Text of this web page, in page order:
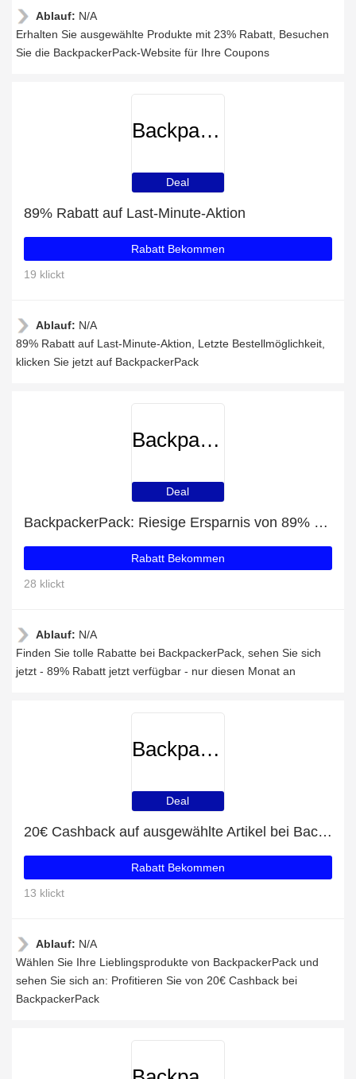
Ablauf: N/A
Erhalten Sie ausgewählte Produkte mit 23% Rabatt, Besuchen
Sie die BackpackerPack-Website für Ihre Coupons
BackpackerPack
Deal
89% Rabatt auf Last-Minute-Aktion
Rabatt Bekommen
19 klickt
Ablauf: N/A
89% Rabatt auf Last-Minute-Aktion, Letzte Bestellmöglichkeit,
klicken Sie jetzt auf BackpackerPack
BackpackerPack
Deal
BackpackerPack: Riesige Ersparnis von 89% Rabatt auf die gesamte Seite
Rabatt Bekommen
28 klickt
Ablauf: N/A
Finden Sie tolle Rabatte bei BackpackerPack, sehen Sie sich
jetzt - 89% Rabatt jetzt verfügbar - nur diesen Monat an
BackpackerPack
Deal
20€ Cashback auf ausgewählte Artikel bei BackpackerPack
Rabatt Bekommen
13 klickt
Ablauf: N/A
Wählen Sie Ihre Lieblingsprodukte von BackpackerPack und
sehen Sie sich an: Profitieren Sie von 20€ Cashback bei
BackpackerPack